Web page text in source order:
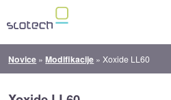
Novice »Modifikacije »Xoxide LL60